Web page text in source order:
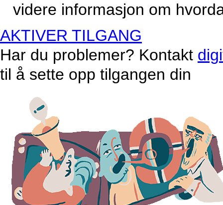
videre informasjon om
AKTIVER TILGANG
Har du problemer? Kontakt
til å sette opp tilgangen din